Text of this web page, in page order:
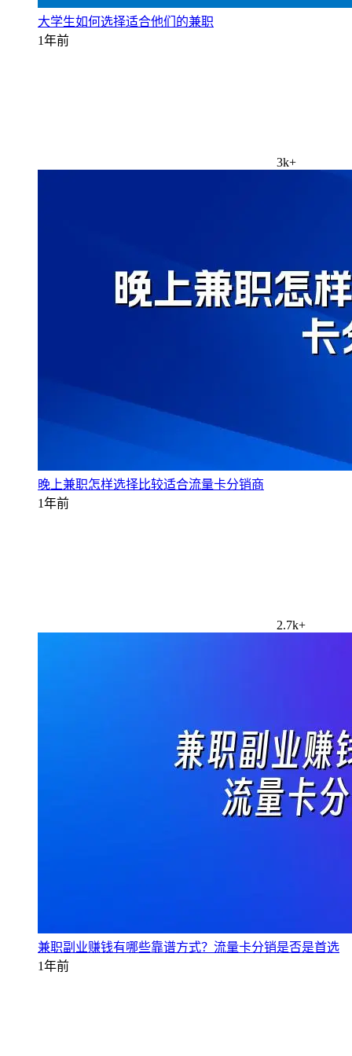
大学生如何选择适合他们的兼职
1年前
3k+
晚上兼职怎样选择比较适合流量卡分销商
1年前
2.7k+
兼职副业赚钱有哪些靠谱方式？流量卡分销是否是首选
1年前